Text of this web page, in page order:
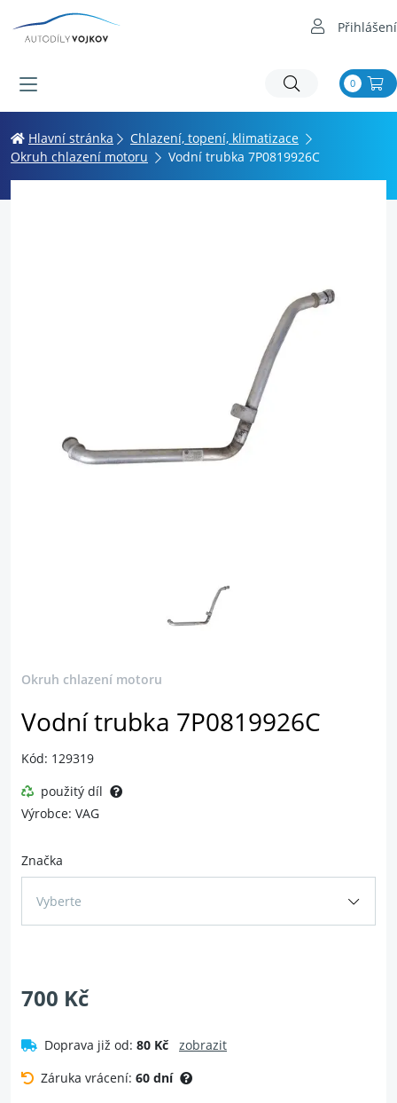
Přihlášení
0
Hlavní stránka
Chlazení, topení, klimatizace
Okruh chlazení motoru
Vodní trubka 7P0819926C
Okruh chlazení motoru
Vodní trubka 7P0819926C
Kód: 129319
použitý díl
Výrobce: VAG
Značka
Vyberte
700 Kč
Doprava již od: 80 Kč
zobrazit
Záruka vrácení: 60 dní